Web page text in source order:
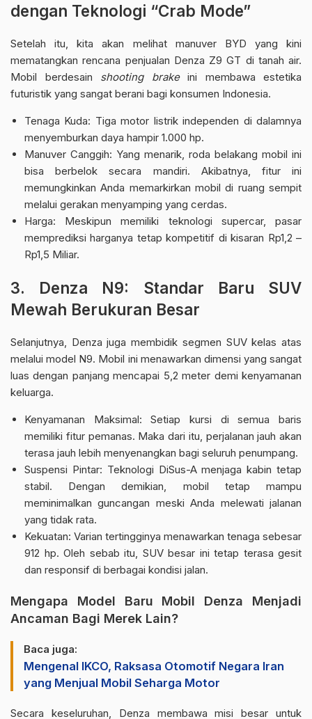
dengan Teknologi “Crab Mode”
Setelah itu, kita akan melihat manuver BYD yang kini
mematangkan rencana penjualan Denza Z9 GT di tanah air.
Mobil berdesain shooting brakeini membawa estetika
futuristik yang sangat berani bagi konsumen Indonesia.
Tenaga Kuda: Tiga motor listrik independen di dalamnya
menyemburkan daya hampir 1.000 hp.
Manuver Canggih: Yang menarik, roda belakang mobil ini
bisa berbelok secara mandiri. Akibatnya, fitur ini
memungkinkan Anda memarkirkan mobil di ruang sempit
melalui gerakan menyamping yang cerdas.
Harga: Meskipun memiliki teknologi supercar, pasar
memprediksi harganya tetap kompetitif di kisaran Rp1,2 –
Rp1,5 Miliar.
3. Denza N9: Standar Baru SUV
Mewah Berukuran Besar
Selanjutnya, Denza juga membidik segmen SUV kelas atas
melalui model N9. Mobil ini menawarkan dimensi yang sangat
luas dengan panjang mencapai 5,2 meter demi kenyamanan
keluarga.
Kenyamanan Maksimal: Setiap kursi di semua baris
memiliki fitur pemanas. Maka dari itu, perjalanan jauh akan
terasa jauh lebih menyenangkan bagi seluruh penumpang.
Suspensi Pintar: Teknologi DiSus-A menjaga kabin tetap
stabil. Dengan demikian, mobil tetap mampu
meminimalkan guncangan meski Anda melewati jalanan
yang tidak rata.
Kekuatan: Varian tertingginya menawarkan tenaga sebesar
912 hp. Oleh sebab itu, SUV besar ini tetap terasa gesit
dan responsif di berbagai kondisi jalan.
Mengapa Model Baru Mobil Denza Menjadi
Ancaman Bagi Merek Lain?
Baca juga:
Mengenal IKCO, Raksasa Otomotif Negara Iran
yang Menjual Mobil Seharga Motor
Secara keseluruhan, Denza membawa misi besar untuk